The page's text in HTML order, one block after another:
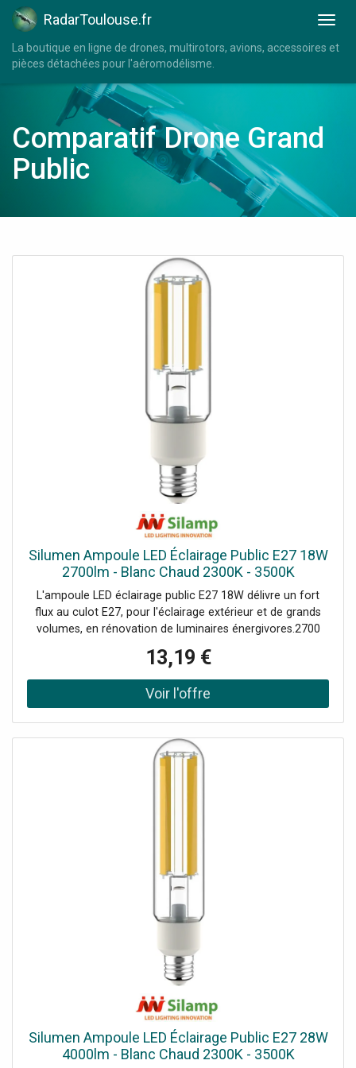
RadarToulouse.fr
La boutique en ligne de drones, multirotors, avions, accessoires et
pièces détachées pour l'aéromodélisme.
Comparatif Drone Grand
Public
Silumen Ampoule LED Éclairage Public E27 18W
2700lm - Blanc Chaud 2300K - 3500K
L'ampoule LED éclairage public E27 18W délivre un fort
flux au culot E27, pour l'éclairage extérieur et de grands
volumes, en rénovation de luminaires énergivores.2700
atteint un rendement de 150 lm/W, bien supérieur aux
ampoules domestiques. Sa diffusion à 330° éclaire
largement autour du point, adaptée aux mâts, lanternes et
suspensions de grande hauteur. Le rendu des couleurs
d'ampoules E27.Un culot E27 pour un usage
professionnelElle conserve le culot E27 standard, ce qui
et mâts d'éclairage public et de parkings ; les cours,
locaux techniques ; les commerces et halls de grande
énergivore en divisant fortement la consommation. Sur
des points allumés de longues heures chaque nuit, le gain
énergétique et la baisse de maintenance pèsent lourd
dans la rentabilité.Durée de vie et garantiePrévue pour
environ 25 000 heures, elle limite les interventions de
remplacement, souvent coûteuses en hauteur. Certifiée
CE & RoHS, elle est garantie 2 ans. Elle fonctionne en 220-
13,19 €
Silumen Ampoule LED Éclairage Public E27 28W
4000lm - Blanc Chaud 2300K - 3500K